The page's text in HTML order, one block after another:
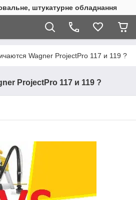
штукатурне обладнання
Wagner ProjectPro 117 и 119 ?
ProjectPro 117 и 119 ?